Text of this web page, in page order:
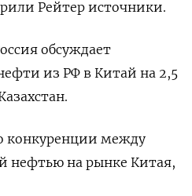
Рейтер источники.
обсуждает
из РФ в Китай на 2,5
конкуренции между
нефтью на рынке Китая,